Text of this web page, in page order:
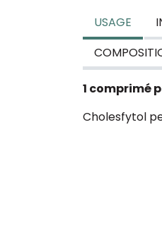
USAGE
1 comprimé
Cholesfytol